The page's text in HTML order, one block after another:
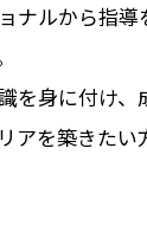
ナルから指
を身に付け、
アを築きたい